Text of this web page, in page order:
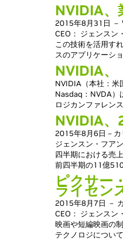
NVIDIA、
2015年8月31日 －
CEO： ジェンスン
この技術を活用す
スのアプリケーシ
NVIDIA、
NVIDIA（本社：米
Nasdaq：NVDA）
ロジカンファレン
NVIDIA、
2015年8月6日－カ
ジェンスン・フア
四半期における売
前四半期の11億
ピクサー
ライセン
2015年8月7日 －
CEO： ジェンスン
映画や短編映画の
テクノロジについ